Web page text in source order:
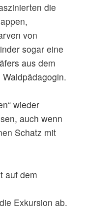
die
von
sogar eine
aus dem
wieder
auch wenn
Schatz mit
auf dem
Exkursion ab.